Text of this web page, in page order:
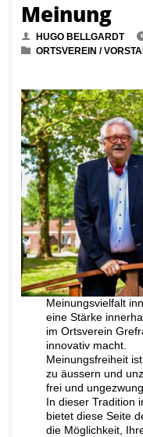
Meinung
HUGO BELLGARDT
ORTSVEREIN /
Meinungsvielfalt
eine Stärke
im Ortsverein
innovativ macht.
Meinungsfreiheit
zu äussern und
frei und
In dieser Tradition
bietet diese Seite
die Möglichkeit,